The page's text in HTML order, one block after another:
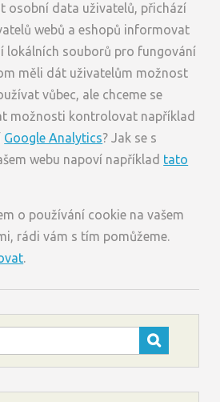
osobní data uživatelů, přichází
webů a eshopů informovat
lokálních souborů pro fungování
měli dát uživatelům možnost
vůbec, ale chceme se
možnosti kontrolovat například
Google Analytics? Jak se s
webu napoví například tato
o používání cookie na vašem
rádi vám s tím pomůžeme.
.